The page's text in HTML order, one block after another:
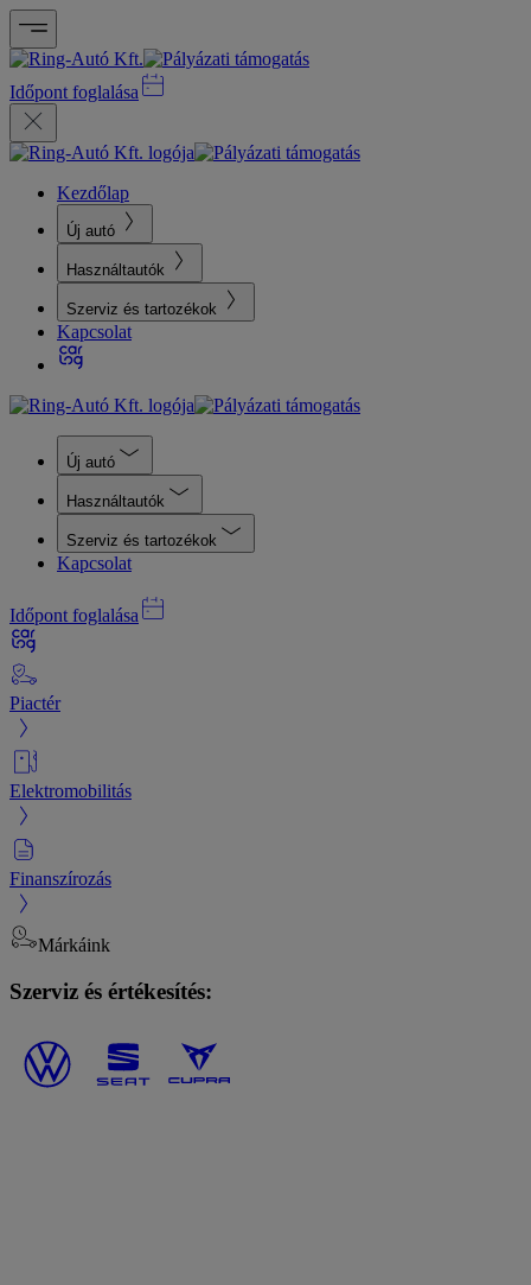
Időpont foglalása
Kezdőlap
Új autó
Használtautók
Szerviz és tartozékok
Kapcsolat
Új autó
Használtautók
Szerviz és tartozékok
Kapcsolat
Időpont foglalása
Piactér
Elektromobilitás
Finanszírozás
Márkáink
Szerviz és értékesítés: